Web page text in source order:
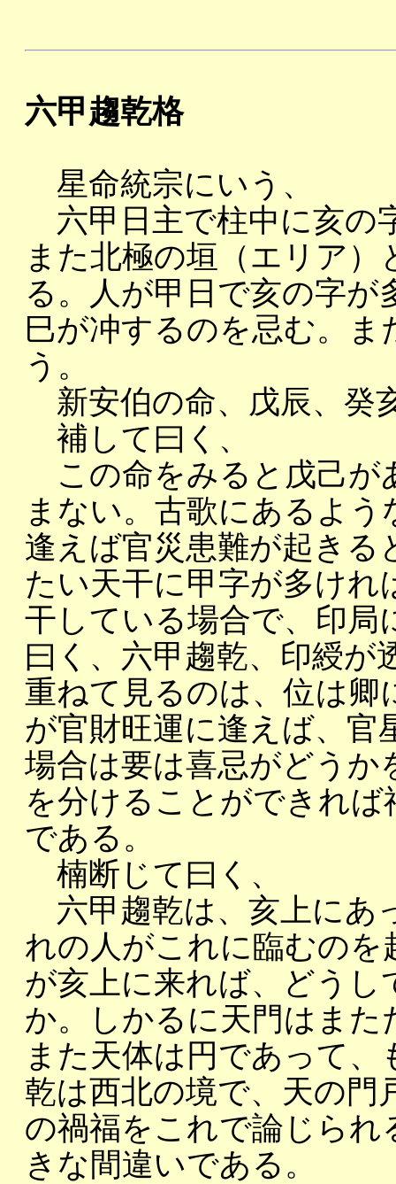
六甲趨乾格
星命統宗にいう、
六甲日主で柱中に亥の
また北極の垣（エリア
る。人が甲日で亥の字
巳が冲するのを忌む。
う。
新安伯の命、戊辰、癸
補して曰く、
この命をみると戊己が
まない。古歌にあるよ
逢えば官災患難が起き
たい天干に甲字が多けれ
干している場合で、印局
曰く、六甲趨乾、印綬が
重ねて見るのは、位は卿
が官財旺運に逢えば、官
場合は要は喜忌がどうか
を分けることができれ
である。
楠断じて曰く、
六甲趨乾は、亥上にあ
れの人がこれに臨むの
が亥上に来れば、どう
か。しかるに天門はま
また天体は円であって
乾は西北の境で、天の
の禍福をこれで論じら
きな間違いである。